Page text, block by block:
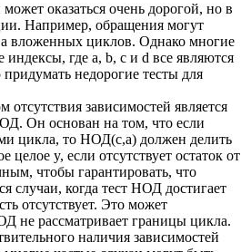
оказаться очень дорогой, но в
Например, обращения могут
вложенных циклов. Однако многие
где a, b, c и d все являются
недорогие тесты для
зависимостей является
Он основан на том, что если
цикла, то НОД(c,a) должен делить
y, если отсутствует остаток от
чтобы гарантировать, что
случаи, когда тест НОД достигает
отсутствует. Это может
не рассматривает границы цикла.
наличия зависимостей